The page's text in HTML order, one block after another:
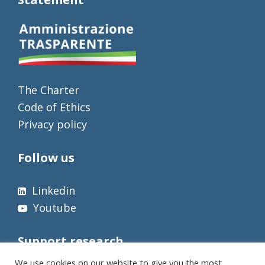
The Charter
Code of Ethics
Privacy policy
Follow us
Linkedin
Youtube
Support research
We use cookies on our website to give you the most